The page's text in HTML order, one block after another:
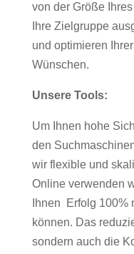
von der Größe
Ihre Zielgruppe
und optimieren
Wünschen.
Unsere Tools:
Um Ihnen hohe
den
wir flexible und
Online verwenden
Ihnen Erfolg 100%
können. Das
sondern auch die